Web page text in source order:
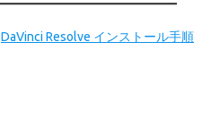
DaVinci Resolve インストール手順